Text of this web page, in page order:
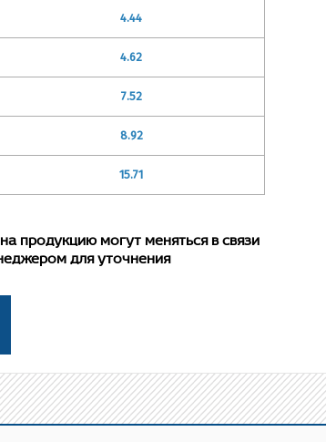
4.44
4.62
7.52
8.92
15.71
могут меняться в связи
для уточнения
трубы и компонента